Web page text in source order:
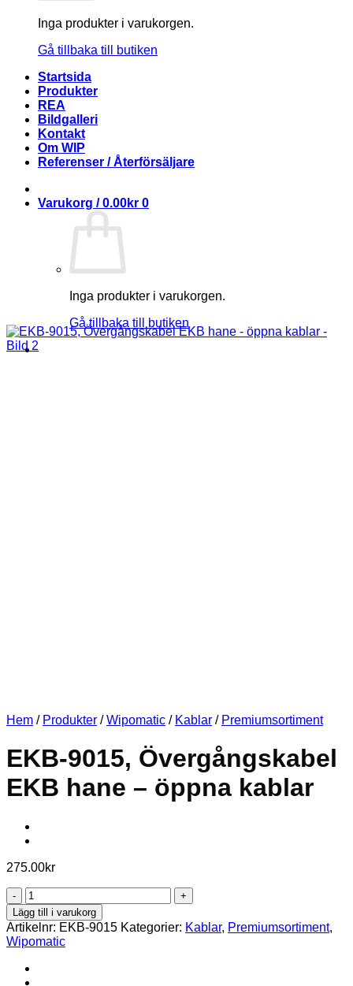
Inga produkter i varukorgen.
Gå tillbaka till butiken
Startsida
Produkter
REA
Bildgalleri
Kontakt
Om WIP
Referenser / Återförsäljare
Varukorg /0.00kr 0
Inga produkter i varukorgen.
Gå tillbaka till butiken
Hem / Produkter / Wipomatic / Kablar / Premiumsortiment
EKB-9015, Övergångskabel
EKB hane – öppna kablar
275.00kr
EKB-
9015,
Övergångskabel
EKB
hane
-
öppna
Lägg till i varukorg
Artikelnr: EKB-9015 Kategorier: Kablar, Premiumsortiment,
Wipomatic